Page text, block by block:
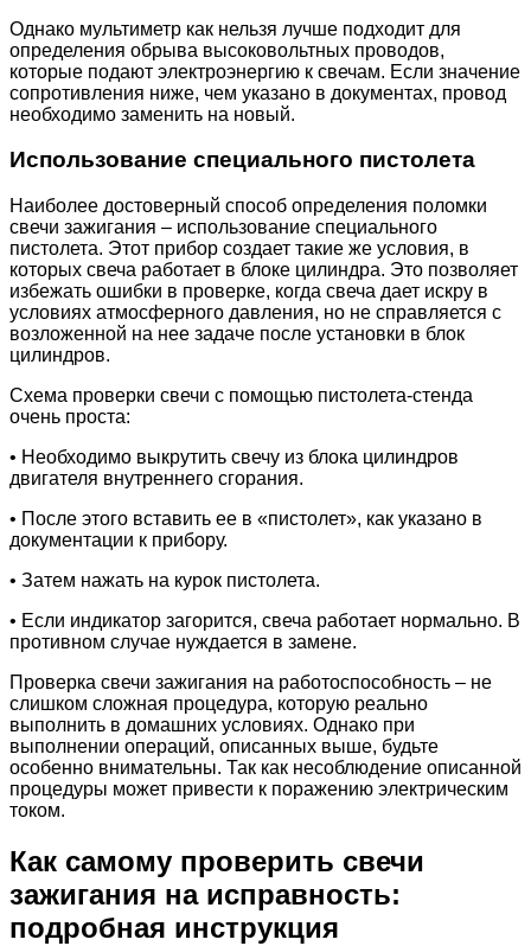
Однако мультиметр как нельзя лучше подходит для
определения обрыва высоковольтных проводов,
которые подают электроэнергию к свечам. Если значение
сопротивления ниже, чем указано в документах, провод
необходимо заменить на новый.
Использование специального пистолета
Наиболее достоверный способ определения поломки
свечи зажигания – использование специального
пистолета. Этот прибор создает такие же условия, в
которых свеча работает в блоке цилиндра. Это позволяет
избежать ошибки в проверке, когда свеча дает искру в
условиях атмосферного давления, но не справляется с
возложенной на нее задаче после установки в блок
цилиндров.
Схема проверки свечи с помощью пистолета-стенда
очень проста:
• Необходимо выкрутить свечу из блока цилиндров
двигателя внутреннего сгорания.
• После этого вставить ее в «пистолет», как указано в
документации к прибору.
• Затем нажать на курок пистолета.
• Если индикатор загорится, свеча работает нормально. В
противном случае нуждается в замене.
Проверка свечи зажигания на работоспособность – не
слишком сложная процедура, которую реально
выполнить в домашних условиях. Однако при
выполнении операций, описанных выше, будьте
особенно внимательны. Так как несоблюдение описанной
процедуры может привести к поражению электрическим
током.
Как самому проверить свечи
зажигания на исправность:
подробная инструкция